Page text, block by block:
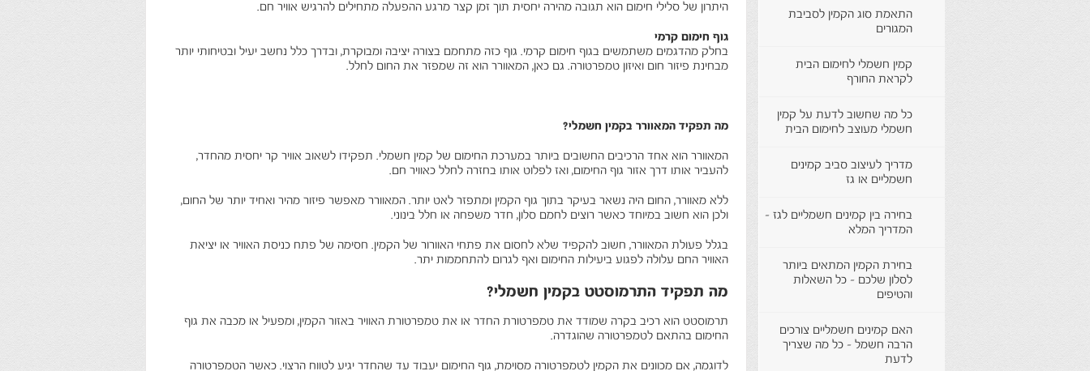
היתרון של סלילי חימום הוא תגובה מהירה יחסית תוך זמן קצר מרגע ההפעלה מתחילים להרגיש אוויר חם.
גוף חימום קרמי
בחלק מהדגמים משתמשים בגוף חימום קרמי. גוף כזה מתחמם בצורה יציבה ומבוקרת, ובדרך כלל נחשב יעיל ובטיחותי יותר
מבחינת פיזור חום ואיזון טמפרטורה. גם כאן, המאוורר הוא זה שמפזר את החום לחלל.
מה תפקיד המאוורר בקמין חשמלי?
המאוורר הוא אחד הרכיבים החשובים ביותר במערכת החימום של קמין חשמלי. תפקידו לשאוב אוויר קר יחסית מהחדר,
להעביר אותו דרך אזור גוף החימום, ואז לפלוט אותו בחזרה לחלל כאוויר חם.
ללא מאוורר, החום היה נשאר בעיקר בתוך גוף הקמין ומתפזר לאט יותר. המאוורר מאפשר פיזור מהיר ואחיד יותר של החום,
ולכן הוא חשוב במיוחד כאשר רוצים לחמם סלון, חדר משפחה או חלל בינוני.
בגלל פעולת המאוורר, חשוב להקפיד שלא לחסום את פתחי האוורור של הקמין. חסימה של פתח כניסת האוויר או יציאת
האוויר החם עלולה לפגוע ביעילות החימום ואף לגרום להתחממות יתר.
מה תפקיד התרמוסטט בקמין חשמלי?
תרמוסטט הוא רכיב בקרה שמודד את טמפרטורת החדר או את טמפרטורת האוויר באזור הקמין, ומפעיל או מכבה את גוף
החימום בהתאם לטמפרטורה שהוגדרה.
לדוגמה, אם מכוונים את הקמין לטמפרטורה מסוימת, גוף החימום יעבוד עד שהחדר יגיע לטווח הרצוי. כאשר הטמפרטורה
התאמת סוג הקמין לסביבת
המגורים
קמין חשמלי לחימום הבית
לקראת החורף
כל מה שחשוב לדעת על קמין
חשמלי מעוצב לחימום הבית
מדריך לעיצוב סביב קמינים
חשמליים או גז
בחירה בין קמינים חשמליים לגז -
המדריך המלא
בחירת הקמין המתאים ביותר
לסלון שלכם - כל השאלות
והטיפים
האם קמינים חשמליים צורכים
הרבה חשמל - כל מה שצריך
לדעת